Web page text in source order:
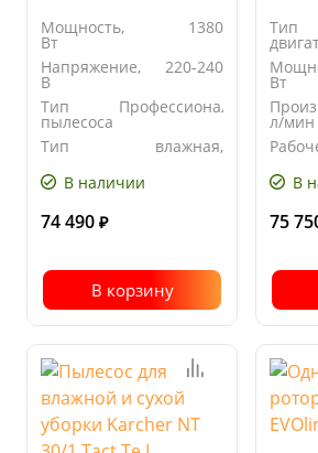
Мощность,
Вт
1380
Напряжение,
В
220-240
Тип
пылесоса
Профессиональный
Тип
влажная,
В наличии
74 490 ₽
В корзину
Тип
Вт
л/мин
барВ
75